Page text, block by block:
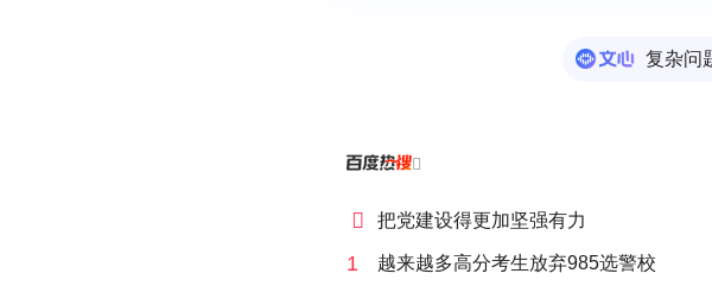
复杂问

 把党建设得更加坚强有力
1 越来越多高分考生放弃985选警校